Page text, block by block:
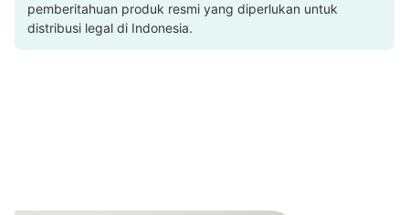
pemberitahuan produk resmi yang diperlukan untuk
distribusi legal di Indonesia.